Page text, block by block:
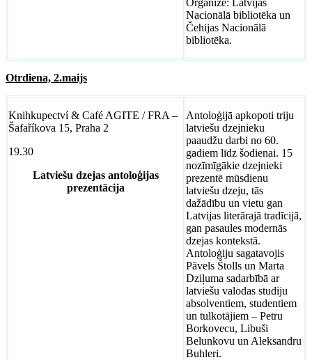
Nacionālā bibliotēka un
Čehijas Nacionālā
bibliotēka.
Otrdiena, 2.maijs
Knihkupectví & Café AGITE / FRA –
Šafaříkova 15, Praha 2
19.30
Latviešu dzejas antoloģijas
prezentācija
Antoloģijā apkopoti triju
latviešu dzejnieku
paaudžu darbi no 60.
gadiem līdz šodienai. 15
nozīmīgākie dzejnieki
prezentē mūsdienu
latviešu dzeju, tās
dažādību un vietu gan
Latvijas literārajā tradīcijā,
gan pasaules modernās
dzejas kontekstā.
Antoloģiju sagatavojis
Pāvels Štolls un Marta
Dziļuma sadarbībā ar
latviešu valodas studiju
absolventiem, studentiem
un tulkotājiem – Petru
Borkovecu, Libuši
Belunkovu un Aleksandru
Buhleri.